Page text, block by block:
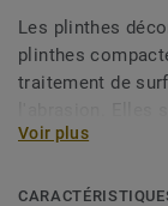
Les plinthes
plinthes
traitement de
80 mm (gamme
décoratives sont
Voir plus